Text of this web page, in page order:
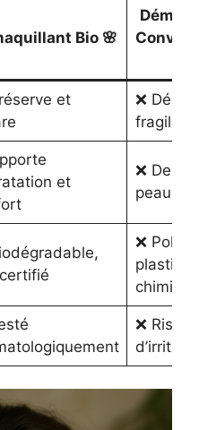
Bio 🌸
et
❌
fragilise
et
❌
peau
❌
chimique
❌ Risque